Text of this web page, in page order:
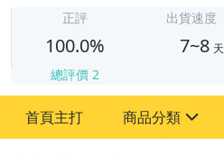
正評
100.0%
總評價 2
出貨速度
7~8 天
首頁主打 商品分類